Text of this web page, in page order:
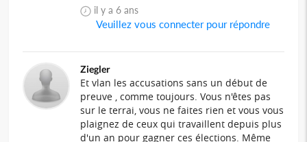
il y a 6 ans
Veuillez vous connecter pour répondre
Ziegler
Et vlan les accusations sans un début de
preuve , comme toujours. Vous n'êtes pas
sur le terrai, vous ne faites rien et vous vous
plaignez de ceux qui travaillent depuis plus
d'un an pour gagner ces élections. Même